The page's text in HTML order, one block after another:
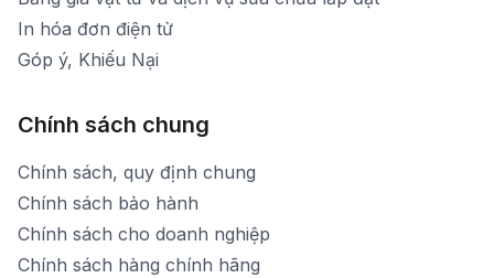
In hóa đơn điện tử
Góp ý, Khiếu Nại
Chính sách chung
Chính sách, quy định chung
Chính sách bảo hành
Chính sách cho doanh nghiệp
Chính sách hàng chính hãng